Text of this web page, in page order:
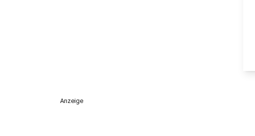
Anzeige